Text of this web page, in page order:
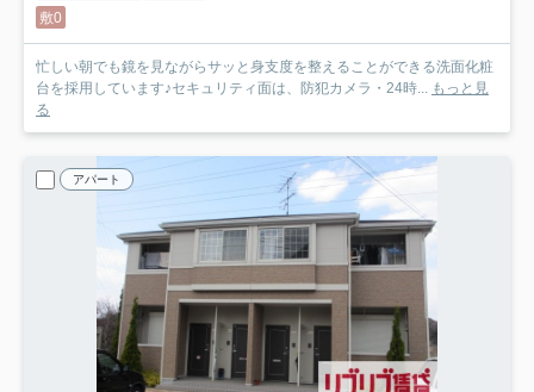
敷0
忙しい朝でも鏡を見ながらサッと身支度を整えることができる洗面化粧
台を採用しています♪セキュリティ面は、防犯カメラ・24時...
もっと見
る
アパート